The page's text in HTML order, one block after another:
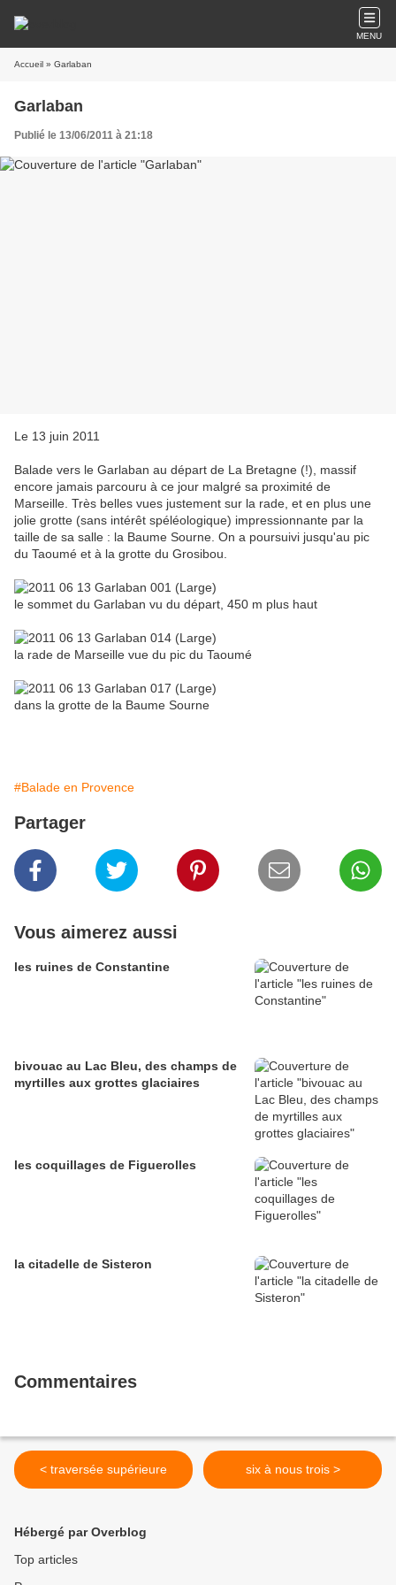
MENU
Accueil » Garlaban
Garlaban
Publié le 13/06/2011 à 21:18
Le 13 juin 2011
Balade vers le Garlaban au départ de La Bretagne (!), massif
encore jamais parcouru à ce jour malgré sa proximité de
Marseille. Très belles vues justement sur la rade, et en plus une
jolie grotte (sans intérêt spéléologique) impressionnante par la
taille de sa salle : la Baume Sourne. On a poursuivi jusqu'au pic
du Taoumé et à la grotte du Grosibou.
le sommet du Garlaban vu du départ, 450 m plus haut
la rade de Marseille vue du pic du Taoumé
dans la grotte de la Baume Sourne
#Balade en Provence
Partager
Vous aimerez aussi
les ruines de Constantine
bivouac au Lac Bleu, des champs de
myrtilles aux grottes glaciaires
les coquillages de Figuerolles
la citadelle de Sisteron
Commentaires
< traversée supérieure six à nous trois >
Hébergé par Overblog
Top articles